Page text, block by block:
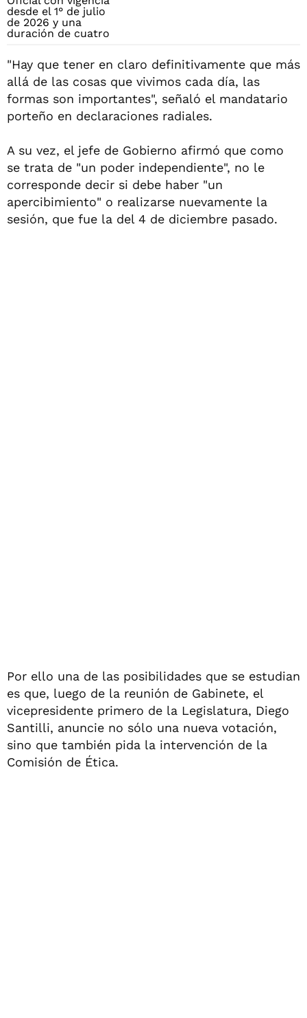
"Hay que tener en claro definitivamente que más
allá de las cosas que vivimos cada día, las
formas son importantes", señaló el mandatario
porteño en declaraciones radiales.
A su vez, el jefe de Gobierno afirmó que como
se trata de "un poder independiente", no le
corresponde decir si debe haber "un
apercibimiento" o realizarse nuevamente la
sesión, que fue la del 4 de diciembre pasado.
Por ello una de las posibilidades que se estudian
es que, luego de la reunión de Gabinete, el
vicepresidente primero de la Legislatura, Diego
Santilli, anuncie no sólo una nueva votación,
sino que también pida la intervención de la
Comisión de Ética.